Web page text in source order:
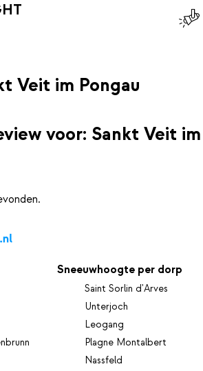
Veit im Pongau
voor: Sankt Veit im
Sneeuwhoogte per dorp
Saint Sorlin d'Arves
Unterjoch
Leogang
Plagne Montalbert
Nassfeld